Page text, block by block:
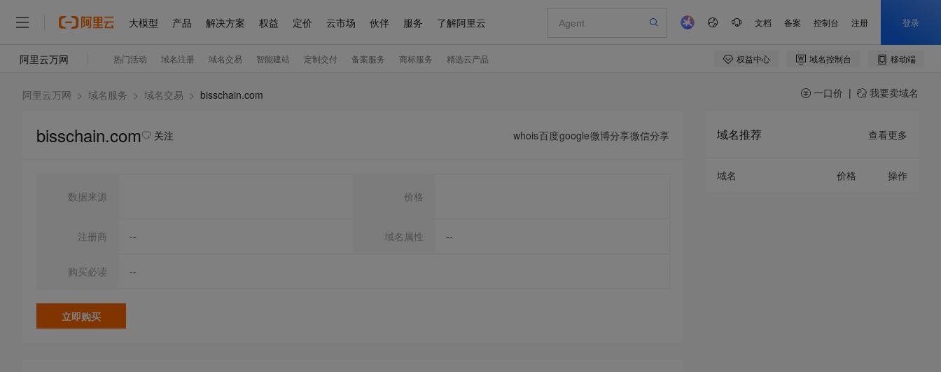
阿里云万网 > 域名服务 > 域名交易 > bisschain.com 一口价 | 我要卖域名
bisschain.com 关注 whois百度google微博分享微信分享
数据来源 价格
注册商 -- 域名属性 --
购买必读 --
立即购买
域名推荐 查看更多
域名 价格 操作